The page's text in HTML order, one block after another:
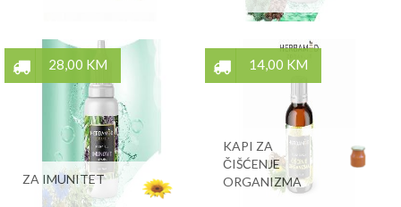
28,00 KM
ZA IMUNITET
14,00 KM
KAPI ZA
ČIŠĆENJE
ORGANIZMA